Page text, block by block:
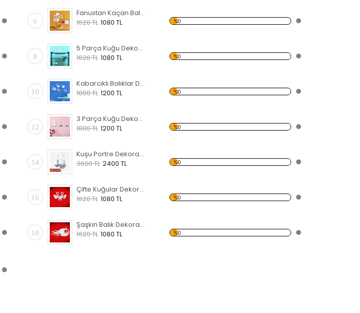
6
Fanustan Kaçan Balıklar Dekoratif Kırılmaz Ayna
1620 TL 1080 TL %0
8
5 Parça Kuğu Dekoratif Kırılmaz Ayna
1620 TL 1080 TL %0
10
Kabarcıklı Balıklar Dekoratif Kırılmaz Ayna
1800 TL 1200 TL %0
12
3 Parça Kuğu Dekoratif Kırılmaz Ayna
1800 TL 1200 TL %0
14
Kuşu Portre Dekoratif Kırılmaz Ayna
3600 TL 2400 TL %0
16
Çifte Kuğular Dekoratif Kırılmaz Ayna
1620 TL 1080 TL %0
18
Şaşkın Balık Dekoratif Kırılmaz Ayna
1620 TL 1080 TL %0